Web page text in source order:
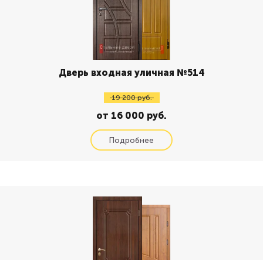
Дверь входная уличная №514
19 200 руб.
от 16 000 руб.